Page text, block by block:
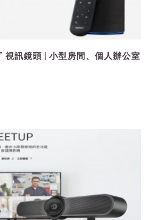
視訊鏡頭 | 小型房間、個人辦公室